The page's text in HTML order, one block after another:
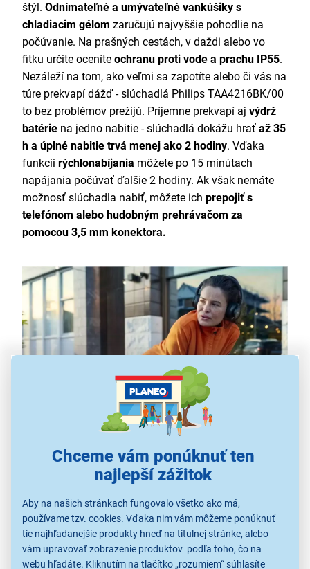
Chceme vám ponúknuť ten
najlepší zážitok
Aby na našich stránkach fungovalo všetko ako má,
používame tzv. cookies. Vďaka nim vám môžeme ponúknuť
tie najhľadanejšie produkty hneď na titulnej stránke, alebo
vám upravovať zobrazenie produktov podľa toho, čo na
webu hľadáte. Kliknutím na tlačítko „rozumiem“ súhlasíte
štýl. Odnímateľné a umývateľné vankúšiky s
chladiacim gélom zaručujú najvyššie pohodlie na
počúvanie. Na prašných cestách, v daždi alebo vo
fitku určite oceníte ochranu proti vode a prachu IP55.
Nezáleží na tom, ako veľmi sa zapotíte alebo či vás na
túre prekvapí dážď - slúchadlá Philips TAA4216BK/00
to bez problémov prežijú. Príjemne prekvapí aj výdrž
batérie na jedno nabitie - slúchadlá dokážu hrať až 35
h a úplné nabitie trvá menej ako 2 hodiny. Vďaka
funkcii rýchlonabíjania môžete po 15 minútach
napájania počúvať ďalšie 2 hodiny. Ak však nemáte
možnosť slúchadla nabiť, môžete ich prepojiť s
telefónom alebo hudobným prehrávačom za
pomocou 3,5 mm konektora.
Špičkový zvuk a ďalšie funkcie
O dokonalé basy, ktoré vás nenechajú v kľude, sa
starajú vyladené40mm neodymové reproduktory
dokonalosti zvuku sa podieľa aj
ktorá zaisťuje bezchybnúpasívnu izoláciu zvuku a
zároveň potlačenie okolitého hluku. Slúchadlá Philips
TAA4216BK/00 sú ďalej vybavenémultifunkčným
tlačidlom , ktoré umožňuje pozastaviť skladbu,